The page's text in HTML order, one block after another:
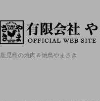
鹿児島の焼肉＆焼鳥やまさき